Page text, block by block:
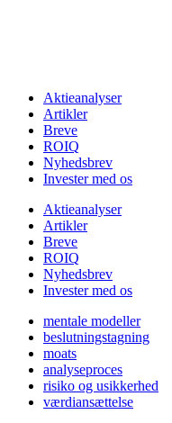
Aktieanalyser
Artikler
Breve
ROIQ
Nyhedsbrev
Invester med os
Aktieanalyser
Artikler
Breve
ROIQ
Nyhedsbrev
Invester med os
mentale modeller
beslutningstagning
moats
analyseproces
risiko og usikkerhed
værdiansættelse